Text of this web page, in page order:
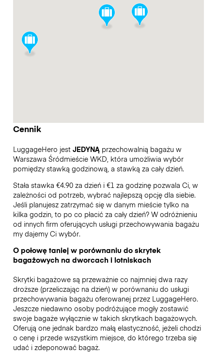
Cennik
LuggageHero jest JEDYNĄprzechowalnią bagażu w
Warszawa Śródmieście WKD, która umożliwia wybór
pomiędzy stawką godzinową, a stawką za cały dzień.
Stała stawka €4.90 za dzień i €1 za godzinę pozwala Ci, w
zależności od potrzeb, wybrać najlepszą opcję dla siebie.
Jeśli planujesz zatrzymać się w danym mieście tylko na
kilka godzin, to po co płacić za cały dzień? W odróżnieniu
od innych firm oferujących usługi przechowywania bagażu
my dajemy Ci wybór.
O połowę taniej w porównaniu do skrytek
bagażowych na dworcach i lotniskach
Skrytki bagażowe są przeważnie co najmniej dwa razy
droższe (przeliczając na dzień) w porównaniu do usługi
przechowywania bagażu oferowanej przez LuggageHero.
Jeszcze niedawno osoby podróżujące mogły zostawić
swoje bagaże wyłącznie w takich skrytkach bagażowych.
Oferują one jednak bardzo małą elastyczność, jeżeli chodzi
o cenę i przede wszystkim miejsce, do którego trzeba się
udać i zdeponować bagaż.